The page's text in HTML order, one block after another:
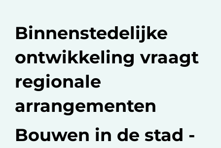
c
b
e
a
Binnenstedelijke
ontwikkeling vraagt
regionale
arrangementen
Bouwen in de stad -